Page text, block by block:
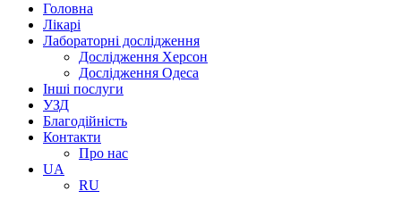
Головна
Лікарі
Лабораторні дослідження
Дослідження Херсон
Дослідження Одеса
Інші послуги
УЗД
Благодійність
Контакти
Про нас
UA
RU